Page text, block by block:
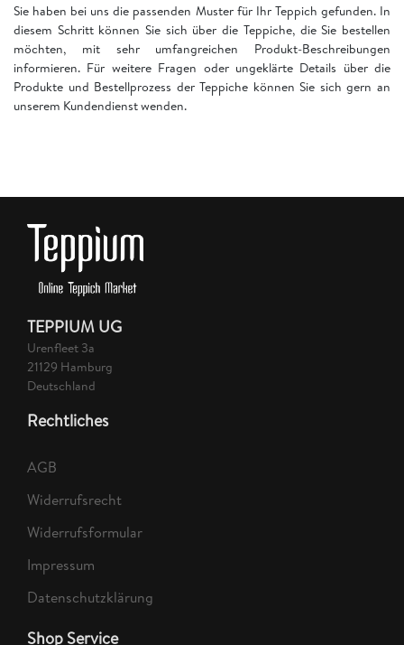
Sie haben bei uns die passenden Muster für Ihr Teppich gefunden. In
diesem Schritt können Sie sich über die Teppiche, die Sie bestellen
möchten, mit sehr umfangreichen Produkt-Beschreibungen
informieren. Für weitere Fragen oder ungeklärte Details über die
Produkte und Bestellprozess der Teppiche können Sie sich gern an
unserem Kundendienst wenden.
TEPPIUM UG
Urenfleet 3a
21129 Hamburg
Deutschland
Rechtliches
AGB
Widerrufsrecht
Widerrufsformular
Impressum
Datenschutzklärung
Shop Service